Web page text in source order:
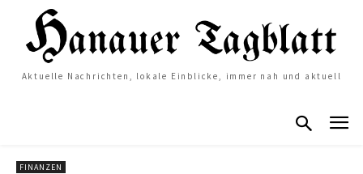
Aktuelle Nachrichten, lokale Einblicke, immer nah und aktuell
FINANZEN